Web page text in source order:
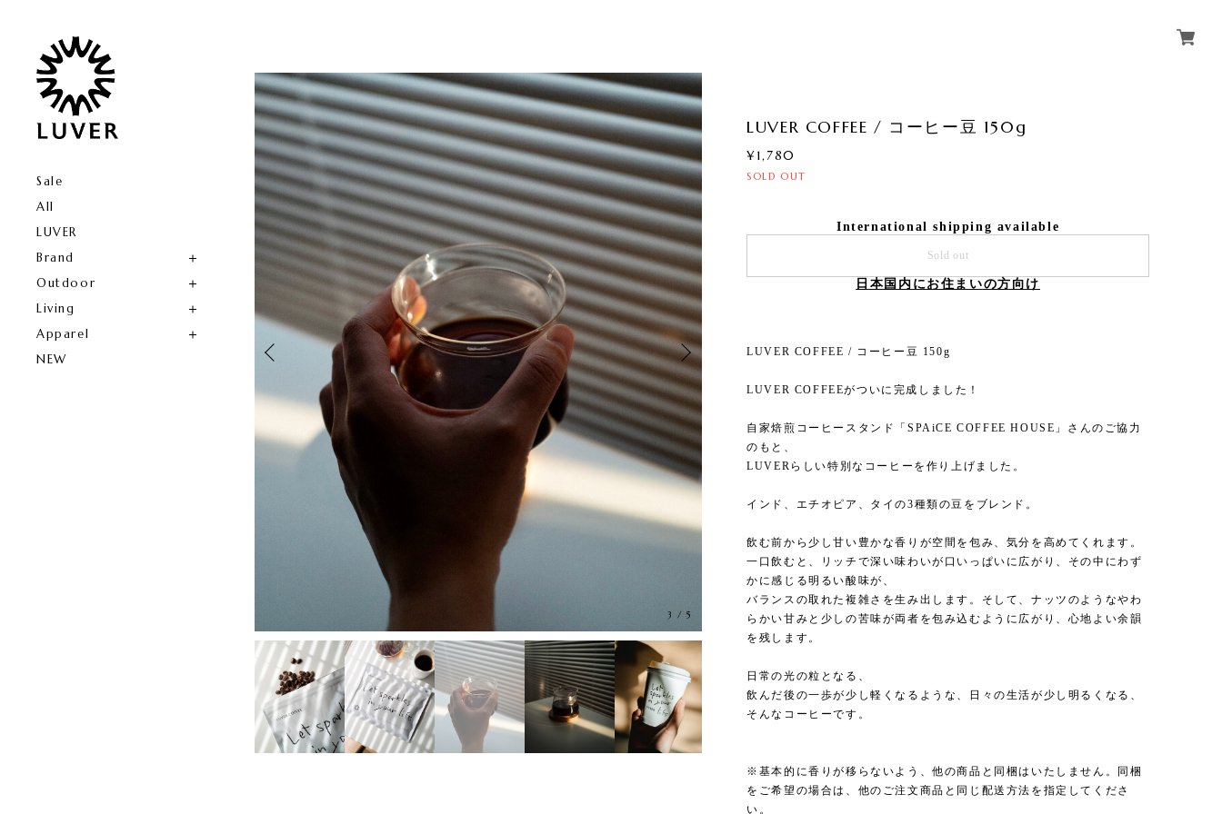
Sale
All
LUVER
Brand
Outdoor
Living
Apparel
NEW
3 /5
LUVER COFFEE / コーヒー豆 150g
¥1,780
SOLD OUT
International shipping available
Sold out
日本国内にお住まいの方向け
LUVER COFFEE / コーヒー豆 150g
LUVER COFFEEがついに完成しました！
自家焙煎コーヒースタンド「SPAiCE COFFEE HOUSE」さんのご協力
のもと、
LUVERらしい特別なコーヒーを作り上げました。
インド、エチオピア、タイの3種類の豆をブレンド。
飲む前から少し甘い豊かな香りが空間を包み、気分を高めてくれます。
一口飲むと、リッチで深い味わいが口いっぱいに広がり、その中にわず
かに感じる明るい酸味が、
バランスの取れた複雑さを生み出します。そして、ナッツのようなやわ
らかい甘みと少しの苦味が両者を包み込むように広がり、心地よい余韻
を残します。
日常の光の粒となる、
飲んだ後の一歩が少し軽くなるような、日々の生活が少し明るくなる、
そんなコーヒーです。
※基本的に香りが移らないよう、他の商品と同梱はいたしません。同梱
をご希望の場合は、他のご注文商品と同じ配送方法を指定してくださ
い。